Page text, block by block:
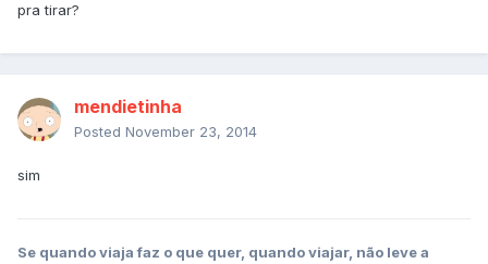
pra tirar?
mendietinha
Posted November 23, 2014
sim
Se quando viaja faz o que quer, quando viajar, não leve a